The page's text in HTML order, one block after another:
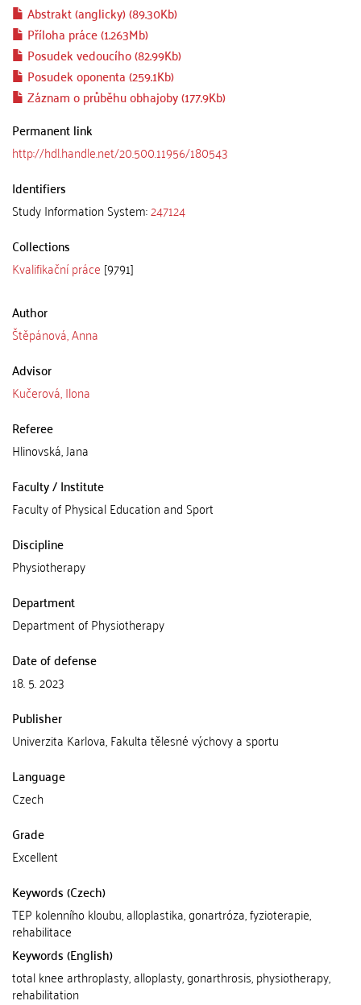
Abstrakt (anglicky) (89.30Kb)
Příloha práce (1.263Mb)
Posudek vedoucího (82.99Kb)
Posudek oponenta (259.1Kb)
Záznam o průběhu obhajoby (177.9Kb)
Permanent link
http://hdl.handle.net/20.500.11956/180543
Identifiers
Study Information System:247124
Collections
Kvalifikační práce [9791]
Author
Štěpánová, Anna
Advisor
Kučerová, Ilona
Referee
Hlinovská, Jana
Faculty / Institute
Faculty of Physical Education and Sport
Discipline
Physiotherapy
Department
Department of Physiotherapy
Date of defense
18. 5. 2023
Publisher
Univerzita Karlova, Fakulta tělesné výchovy a sportu
Language
Czech
Grade
Excellent
Keywords (Czech)
TEP kolenního kloubu, alloplastika, gonartróza, fyzioterapie,
rehabilitace
Keywords (English)
total knee arthroplasty, alloplasty, gonarthrosis, physiotherapy,
rehabilitation